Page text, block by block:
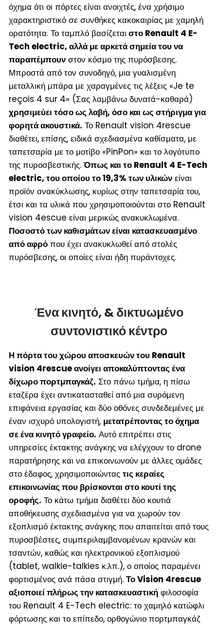
όχημα ότι οι πόρτες είναι ανοιχτές, ένα χρήσιμο
χαρακτηριστικό σε συνθήκες κακοκαιρίας με χαμηλή
ορατότητα. Το ταμπλό βασίζεται στο Renault 4 E-
Tech electric, αλλά με αρκετά σημεία του να
παραπέμπουνστον κόσμο της πυρόσβεσης.
Μπροστά από τον συνοδηγό, μια γυαλισμένη
μεταλλική μπάρα με χαραγμένες τις λέξεις «Je te
reçois 4 sur 4» (Σας λαμβάνω δυνατά-καθαρά)
χρησιμεύει τόσο ως λαβή, όσο και ως στήριγμα για
φορητά ακουστικά. Το Renault vision 4rescue
διαθέτει, επίσης, ειδικά σχεδιασμένα καθίσματα, με
ταπετσαρία με το μοτίβο «PinPon» και το λογότυπο
της πυροσβεστικής.Όπως και το Renault 4 E-Tech
electric, του οποίου το 19,3% των υλικώνείναι
προϊόν ανακύκλωσης, κυρίως στην ταπετσαρία του,
έτσι και τα υλικά που χρησιμοποιούνται στο Renault
vision 4escue είναι μερικώς ανακυκλωμένα.
Ποσοστό των καθισμάτων είναι κατασκευασμένο
από αφρόπου έχει ανακυκλωθεί από στολές
πυρόσβεσης, οι οποίες είναι ήδη πυράντοχες.
Ένα κινητό, & δικτυωμένο
συντονιστικό κέντρο
Η πόρτα του χώρου αποσκευών του Renault
vision 4rescue ανοίγει αποκαλύπτοντας ένα
δίχωρο πορτμπαγκάζ. Στο πάνω τμήμα, η πίσω
εταζέρα έχει αντικατασταθεί από μια συρόμενη
επιφάνεια εργασίας και δύο οθόνες συνδεδεμένες με
έναν ισχυρό υπολογιστή, μετατρέποντας το όχημα
σε ένα κινητό γραφείο. Αυτό επιτρέπει στις
υπηρεσίες έκτακτης ανάγκης να ελέγχουν το drone
παρατήρησης και να επικοινωνούν με άλλες ομάδες
στο έδαφος, χρησιμοποιώντας τις κεραίες
επικοινωνίας που βρίσκονται στο κουτί της
οροφής. Το κάτω τμήμα διαθέτει δύο κουτιά
αποθήκευσης σχεδιασμένα για να χωρούν τον
εξοπλισμό έκτακτης ανάγκης που απαιτείται από τους
πυροσβέστες, συμπεριλαμβανομένων κρανών και
τσαντών, καθώς και ηλεκτρονικού εξοπλισμού
(tablet, walkie-talkies κ.λπ.), ο οποίος παραμένει
φορτισμένος ανά πάσα στιγμή. Το Vision 4rescue
αξιοποιεί πλήρως την κατασκευαστικήφιλοσοφία
του Renault 4 E-Tech electric: το χαμηλό κατώφλι
φόρτωσης και το επίπεδο, ορθογώνιο πορτμπαγκάζ